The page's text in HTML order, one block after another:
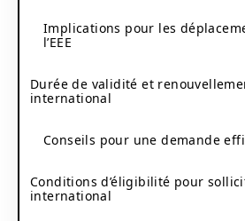
Implications pour les
l’EEE
Durée de validité et
international
Conseils pour une demande
Conditions d’éligibilité pour
international